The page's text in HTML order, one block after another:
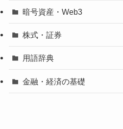
暗号資産・Web3
株式・証券
用語辞典
金融・経済の基礎